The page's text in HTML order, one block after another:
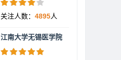
关注人数： 4895人
江南大学无锡医学院